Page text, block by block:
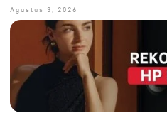
Agustus 3, 2026